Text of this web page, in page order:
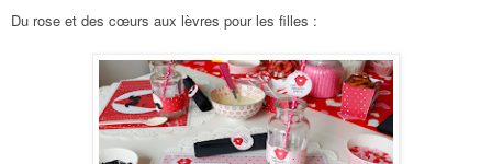
Du rose et des cœurs aux lèvres pour les filles :